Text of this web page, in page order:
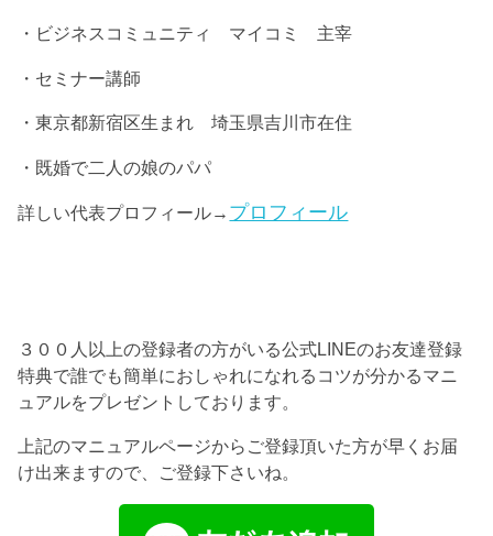
・ビジネスコミュニティ マイコミ 主宰
・セミナー講師
・東京都新宿区生まれ 埼玉県吉川市在住
・既婚で二人の娘のパパ
詳しい代表プロフィール→ プロフィール
３００人以上の登録者の方がいる公式LINEのお友達登録
特典で誰でも簡単におしゃれになれるコツが分かるマニ
ュアルをプレゼントしております。
上記のマニュアルページからご登録頂いた方が早くお届
け出来ますので、ご登録下さいね。